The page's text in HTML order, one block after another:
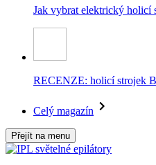
Jak vybrat elektrický holicí
RECENZE: holicí strojek
Celý magazín
Přejít na menu